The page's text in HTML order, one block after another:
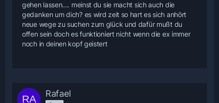
gehen lassen.... meinst du sie macht sich auch die
gedanken um dich? es wird zeit so hart es sich anhört
neue wege zu suchen zum glück und dafür mußt du
offen sein doch es funktioniert nicht wenn die ex immer
noch in deinen kopf geistert
Rafael